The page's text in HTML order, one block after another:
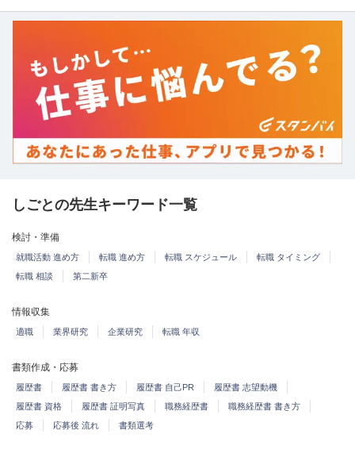
しごとの先生キーワード一覧
検討・準備
就職活動 進め方 転職 進め方 転職 スケジュール
転職 タイミング
転職 相談
第二新卒
情報収集
適職 業界研究 企業研究 転職 年収
書類作成・応募
履歴書 履歴書 書き方 履歴書 自己PR
履歴書 志望動機
履歴書 資格
履歴書 証明写真 職務経歴書
職務経歴書 書き方
応募
応募後 流れ 書類選考